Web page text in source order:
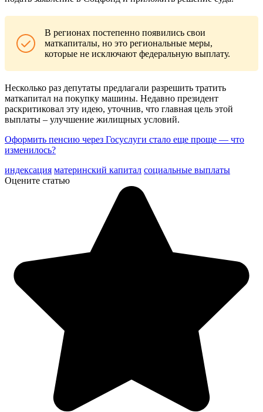
В регионах постепенно появились свои
маткапиталы, но это региональные меры,
которые не исключают федеральную выплату.
Несколько раз депутаты предлагали разрешить тратить
маткапитал на покупку машины. Недавно президент
раскритиковал эту идею, уточнив, что главная цель этой
выплаты – улучшение жилищных условий.
Оформить пенсию через Госуслуги стало еще проще — что
изменилось?
индексация материнский капитал социальные выплаты
Оцените статью